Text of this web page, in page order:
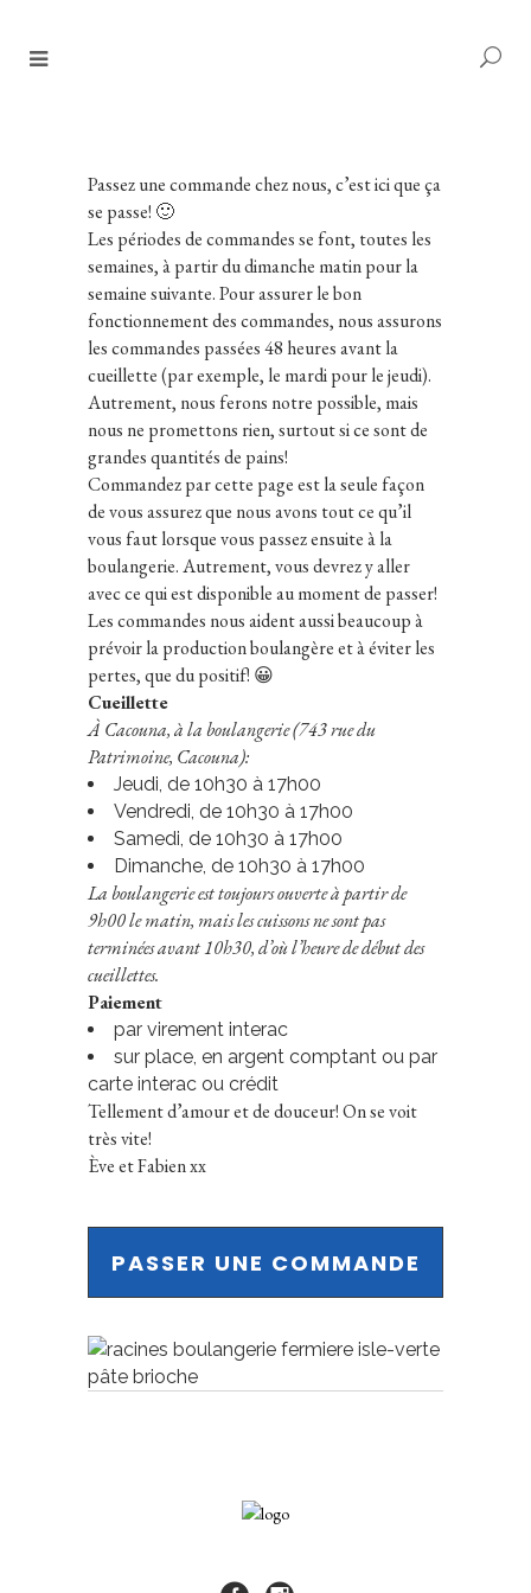
Passez une commande chez nous, c’est ici que ça
se passe! 🙂
Les périodes de commandes se font, toutes les
semaines, à partir du dimanche matin pour la
semaine suivante. Pour assurer le bon
fonctionnement des commandes, nous assurons
les commandes passées 48 heures avant la
cueillette (par exemple, le mardi pour le jeudi).
Autrement, nous ferons notre possible, mais
nous ne promettons rien, surtout si ce sont de
grandes quantités de pains!
Commandez par cette page est la seule façon
de vous assurez que nous avons tout ce qu’il
vous faut lorsque vous passez ensuite à la
boulangerie. Autrement, vous devrez y aller
avec ce qui est disponible au moment de passer!
Les commandes nous aident aussi beaucoup à
prévoir la production boulangère et à éviter les
pertes, que du positif! 😀
Cueillette
À Cacouna, à la boulangerie (743 rue du
Patrimoine, Cacouna):
Jeudi, de 10h30 à 17h00
Vendredi, de 10h30 à 17h00
Samedi, de 10h30 à 17h00
Dimanche, de 10h30 à 17h00
La boulangerie est toujours ouverte à partir de
9h00 le matin, mais les cuissons ne sont pas
terminées avant 10h30, d’où l’heure de début des
cueillettes.
Paiement
par virement interac
sur place, en argent comptant ou par
carte interac ou crédit
Tellement d’amour et de douceur! On se voit
très vite!
Ève et Fabien xx
PASSER UNE COMMANDE